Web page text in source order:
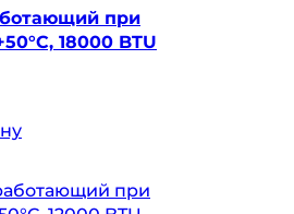
при
18000 BTU